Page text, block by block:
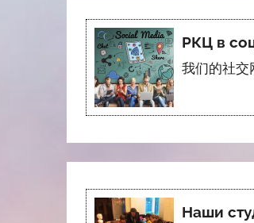
РКЦ в
我们的社交
Наши